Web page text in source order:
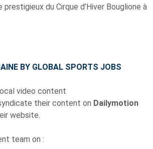
du Cirque d’Hiver Bouglione à
BY GLOBAL SPORTS JOBS
video content
their content on Dailymotion
website.
team on :